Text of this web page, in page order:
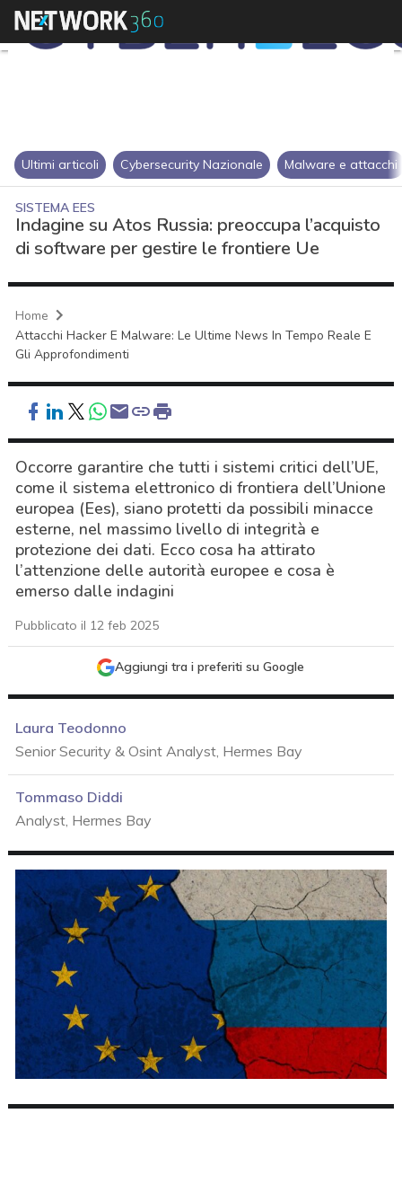
Ultimi articoli Cybersecurity Nazionale Malware e attacchi
SISTEMA EES
Indagine su Atos Russia: preoccupa l’acquisto
di software per gestire le frontiere Ue
Home
Attacchi Hacker E Malware: Le Ultime News In Tempo Reale E
Gli Approfondimenti
Occorre garantire che tutti i sistemi critici dell’UE,
come il sistema elettronico di frontiera dell’Unione
europea (Ees), siano protetti da possibili minacce
esterne, nel massimo livello di integrità e
protezione dei dati. Ecco cosa ha attirato
l’attenzione delle autorità europee e cosa è
emerso dalle indagini
Pubblicato il 12 feb 2025
Aggiungi tra i preferiti su Google
Laura Teodonno
Senior Security & Osint Analyst, Hermes Bay
Tommaso Diddi
Analyst, Hermes Bay